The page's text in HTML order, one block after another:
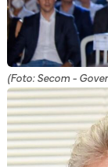
(Foto: Secom -